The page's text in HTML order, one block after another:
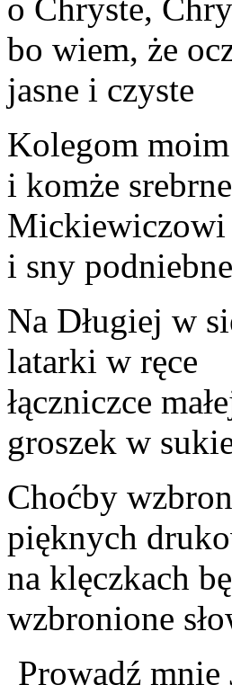
o Chryste,
bo wiem, że
jasne i czyste
Kolegom
i komże srebrne
Mickiewiczowi
i sny podniebne
Na Długiej w
latarki w ręce
łączniczce
groszek w
Choćby
pięknych
na klęczkach
wzbronione
Prowadź